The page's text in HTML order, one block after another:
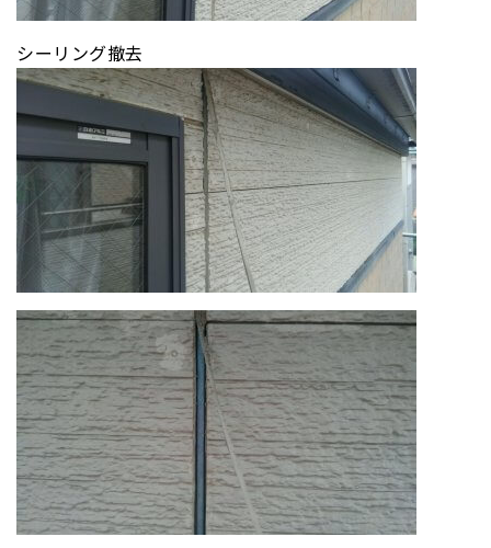
シーリング撤去